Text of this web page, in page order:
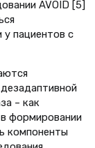
AVOID [5]
у пациентов с
– как
формировании
компоненты